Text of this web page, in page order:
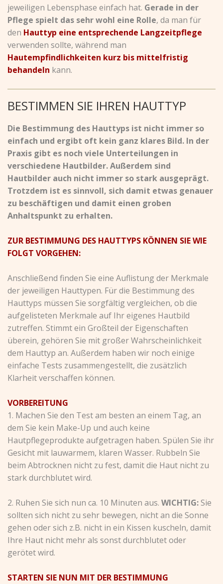
jeweiligen Lebensphase einfach hat. Gerade in der
Pflege spielt das sehr wohl eine Rolle, da man für
den Hauttyp eine entsprechende Langzeitpflege
verwenden sollte, während man
Hautempfindlichkeiten kurz bis mittelfristig
behandeln kann.
BESTIMMEN SIE IHREN HAUTTYP
Die Bestimmung des Hauttyps ist nicht immer so
einfach und ergibt oft kein ganz klares Bild. In der
Praxis gibt es noch viele Unterteilungen in
verschiedene Hautbilder. Außerdem sind
Hautbilder auch nicht immer so stark ausgeprägt.
Trotzdem ist es sinnvoll, sich damit etwas genauer
zu beschäftigen und damit einen groben
Anhaltspunkt zu erhalten.
ZUR BESTIMMUNG DES HAUTTYPS KÖNNEN SIE WIE
FOLGT VORGEHEN:
Anschließend finden Sie eine Auflistung der Merkmale
der jeweiligen Hauttypen. Für die Bestimmung des
Hauttyps müssen Sie sorgfältig vergleichen, ob die
aufgelisteten Merkmale auf Ihr eigenes Hautbild
zutreffen. Stimmt ein Großteil der Eigenschaften
überein, gehören Sie mit großer Wahrscheinlichkeit
dem Hauttyp an. Außerdem haben wir noch einige
einfache Tests zusammengestellt, die zusätzlich
Klarheit verschaffen können.
VORBEREITUNG
1. Machen Sie den Test am besten an einem Tag, an
dem Sie kein Make-Up und auch keine
Hautpflegeprodukte aufgetragen haben. Spülen Sie ihr
Gesicht mit lauwarmem, klaren Wasser. Rubbeln Sie
beim Abtrocknen nicht zu fest, damit die Haut nicht zu
stark durchblutet wird.
2. Ruhen Sie sich nun ca. 10 Minuten aus. WICHTIG:Sie
sollten sich nicht zu sehr bewegen, nicht an die Sonne
gehen oder sich z.B. nicht in ein Kissen kuscheln, damit
Ihre Haut nicht mehr als sonst durchblutet oder
gerötet wird.
STARTEN SIE NUN MIT DER BESTIMMUNG